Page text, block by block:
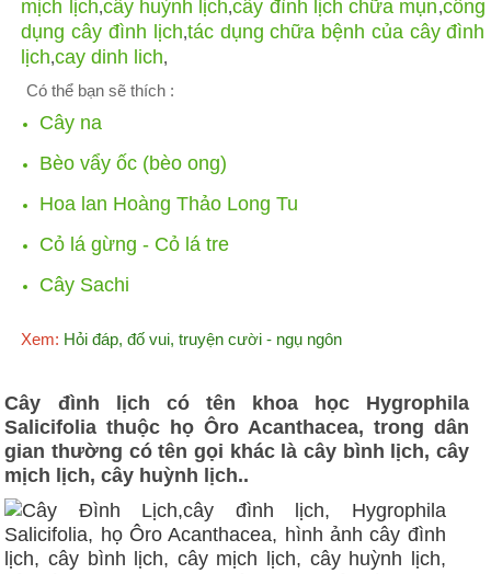
mịch lịch,cây huỳnh lịch,cây đình lịch chữa mụn,công
dụng cây đình lịch,tác dụng chữa bệnh của cây đình
lịch,cay dinh lich,
Có thể bạn sẽ thích :
Cây na
Bèo vẩy ốc (bèo ong)
Hoa lan Hoàng Thảo Long Tu
Cỏ lá gừng - Cỏ lá tre
Cây Sachi
Xem: Hỏi đáp, đố vui, truyện cười - ngụ ngôn
Cây đình lịch có tên khoa học Hygrophila
Salicifolia thuộc họ Ôro Acanthacea, trong dân
gian thường có tên gọi khác là cây bình lịch, cây
mịch lịch, cây huỳnh lịch..